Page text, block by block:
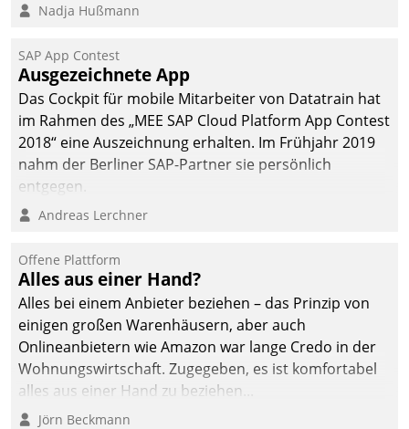
Nadja Hußmann
SAP App Contest
Ausgezeichnete App
Das Cockpit für mobile Mitarbeiter von Datatrain hat
im Rahmen des „MEE SAP Cloud Platform App Contest
2018“ eine Auszeichnung erhalten. Im Frühjahr 2019
nahm der Berliner SAP-Partner sie persönlich
entgegen.
Andreas Lerchner
Offene Plattform
Alles aus einer Hand?
Alles bei einem Anbieter beziehen – das Prinzip von
einigen großen Warenhäusern, aber auch
Onlineanbietern wie Amazon war lange Credo in der
Wohnungswirtschaft. Zugegeben, es ist komfortabel
alles aus einer Hand zu beziehen...
Jörn Beckmann